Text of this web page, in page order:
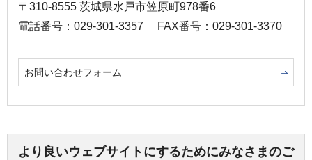
〒310-8555 茨城県水戸市笠原町978番6
電話番号：029-301-3357
FAX番号：029-301-3370
お問い合わせフォーム
より良いウェブサイトにするためにみなさまのご